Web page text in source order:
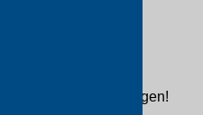
innerhalb von 2 Tagen!